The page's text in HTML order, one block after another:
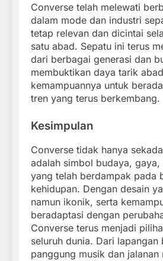
Converse telah melewati
dalam mode dan industri
tetap relevan dan dicintai
satu abad. Sepatu ini terus
dari berbagai generasi dan
membuktikan daya tarik
kemampuannya untuk
tren yang terus berkembang.
Kesimpulan
Converse tidak hanya
adalah simbol budaya, gaya,
yang telah berdampak pada
kehidupan. Dengan desain
namun ikonik, serta
beradaptasi dengan
Converse terus menjadi
seluruh dunia. Dari lapangan
panggung musik dan jalanan